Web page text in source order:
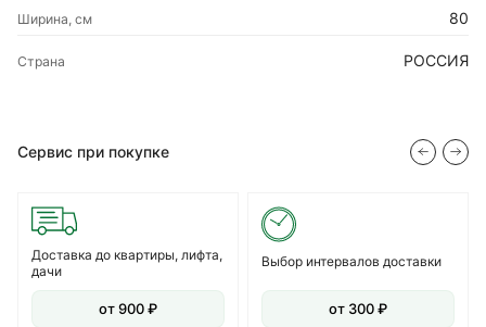
Ширина, см 80
Страна РОССИЯ
Сервис при покупке
Доставка до квартиры, лифта,
дачи
от 900 ₽
Выбор интервалов доставки
от 300 ₽